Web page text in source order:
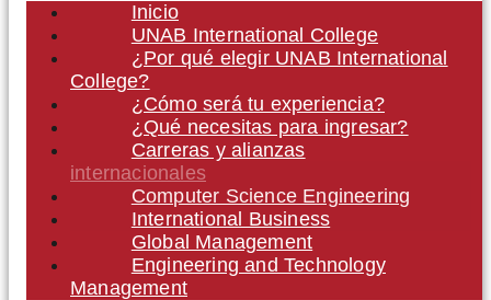
Inicio
UNAB International College
¿Por qué elegir UNAB International
College?
¿Cómo será tu experiencia?
¿Qué necesitas para ingresar?
Carreras y alianzas
internacionales
Computer Science Engineering
International Business
Global Management
Engineering and Technology
Management